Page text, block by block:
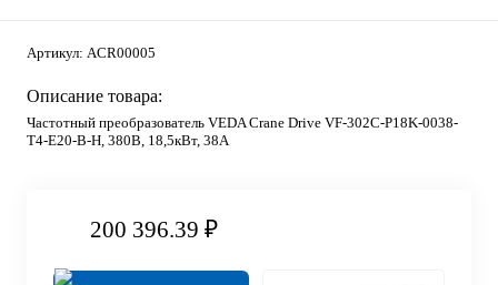
Артикул: ACR00005
Описание товара:
Частотный преобразователь VEDA Crane Drive VF-302C-P18K-0038-
T4-E20-B-H, 380В, 18,5кВт, 38А
200 396.39 ₽